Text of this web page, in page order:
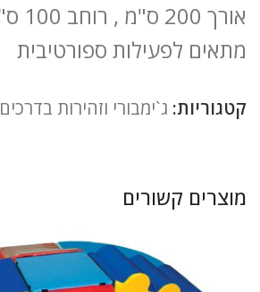
אורך 200 ס"מ , רוחב 100 ס"מ עובי 4 ס"מ
מתאים לפעילות ספורטיבית
קטגוריות: ג`ימבורי וזהירות בדרכים
מוצרים קשורים